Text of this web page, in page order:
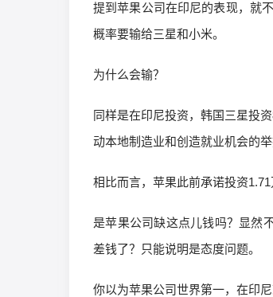
提到苹果公司在印尼的表现，就
概率要输给三星和小米。
为什么会输？
同样是在印尼投资，韩国三星投
动本地制造业和创造就业机会的举
相比而言，苹果此前承诺投资
是苹果公司缺这点儿钱吗？显然
差钱了？只能说明是态度问题。
你以为苹果公司世界第一，在印